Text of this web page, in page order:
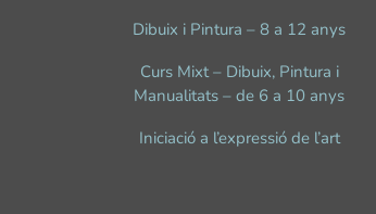
Dibuix i Pintura – 8 a 12 anys
Curs Mixt – Dibuix, Pintura i
Manualitats – de 6 a 10 anys
Iniciació a l’expressió de l’art